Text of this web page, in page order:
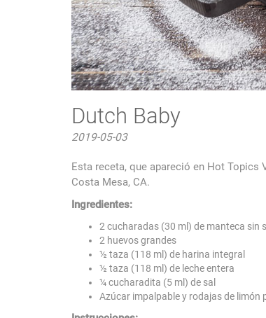
Dutch Baby
2019-05-03
Esta receta, que apareció en Hot Topics
Costa Mesa, CA.
Ingredientes:
2 cucharadas (30 ml) de manteca sin
2 huevos grandes
½ taza (118 ml) de harina integral
½ taza (118 ml) de leche entera
¼ cucharadita (5 ml) de sal
Azúcar impalpable y rodajas de limón